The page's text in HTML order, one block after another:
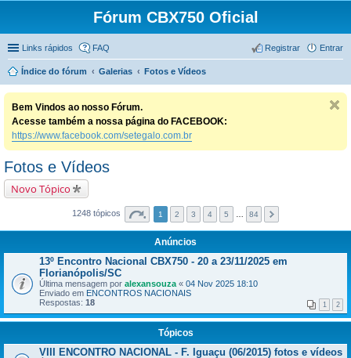
Fórum CBX750 Oficial
Links rápidos FAQ Entrar
Registrar
Índice do fórum Galerias Fotos e Vídeos
Bem Vindos ao nosso Fórum.
Acesse também a nossa página do FACEBOOK:
https://www.facebook.com/setegalo.com.br
Fotos e Vídeos
Novo Tópico
1248 tópicos 1 2 3 4 5 84
Anúncios
13º Encontro Nacional CBX750 - 20 a 23/11/2025 em
Florianópolis/SC
Última mensagem por alexansouza « 04 Nov 2025 18:10
Enviado em ENCONTROS NACIONAIS
Respostas: 18 1 2
Tópicos
VIII ENCONTRO NACIONAL - F. Iguaçu (06/2015) fotos e vídeos